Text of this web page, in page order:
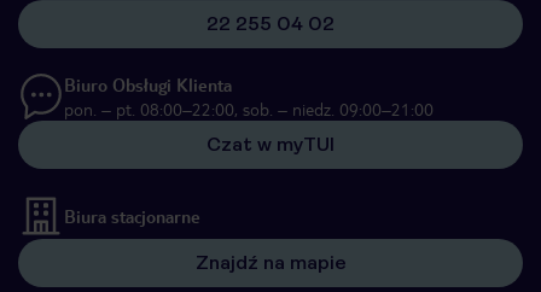
22 255 04 02
Biuro Obsługi Klienta
pon. – pt. 08:00–22:00, sob. – niedz. 09:00–21:00
Czat w myTUI
Biura stacjonarne
Znajdź na mapie